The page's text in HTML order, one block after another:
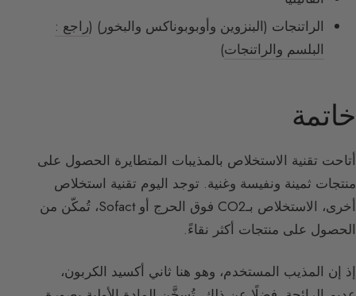
الراتنجات (البنزوين وأوبوبوناكس والبخور) (راجع :
البلسم والراتنجات)
خاتمة
أتاحت تقنية الاستخلاص بالمذيبات المتطايرة الحصول على
منتجات ثمينة ونفيسة وغنية. توجد اليوم تقنية استخلاص
أخرى، الاستخلاص بـCO2 فوق الحرج أو Sofact، تُمكّن من
الحصول على منتجات أكثر نقاءً.
إذ إن المذيب المستخدم، وهو هنا ثاني أكسيد الكربون،